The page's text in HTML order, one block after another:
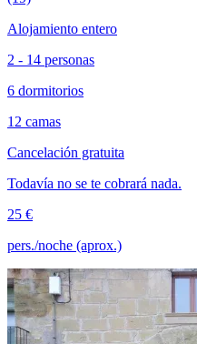
Alojamiento entero
2 - 14 personas
6 dormitorios
12 camas
Cancelación gratuita
Todavía no se te cobrará nada.
25 €
pers./noche (aprox.)